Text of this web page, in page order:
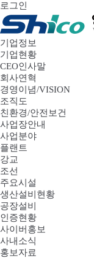
로그인
기업정보
기업현황
CEO인사말
회사연혁
경영이념/VISION
조직도
친환경/안전보건
사업장안내
사업분야
플랜트
강교
조선
주요시설
생산설비현황
공장설비
인증현황
사이버홍보
사내소식
홍보자료